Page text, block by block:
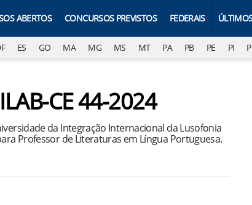
ABERTOS CONCURSOS PREVISTOS FEDERAIS
ES GO MA MG MS MT PA PB PE PI
CE 44-2024
da Integração Internacional da Lusofonia
Professor de Literaturas em Língua Portuguesa.